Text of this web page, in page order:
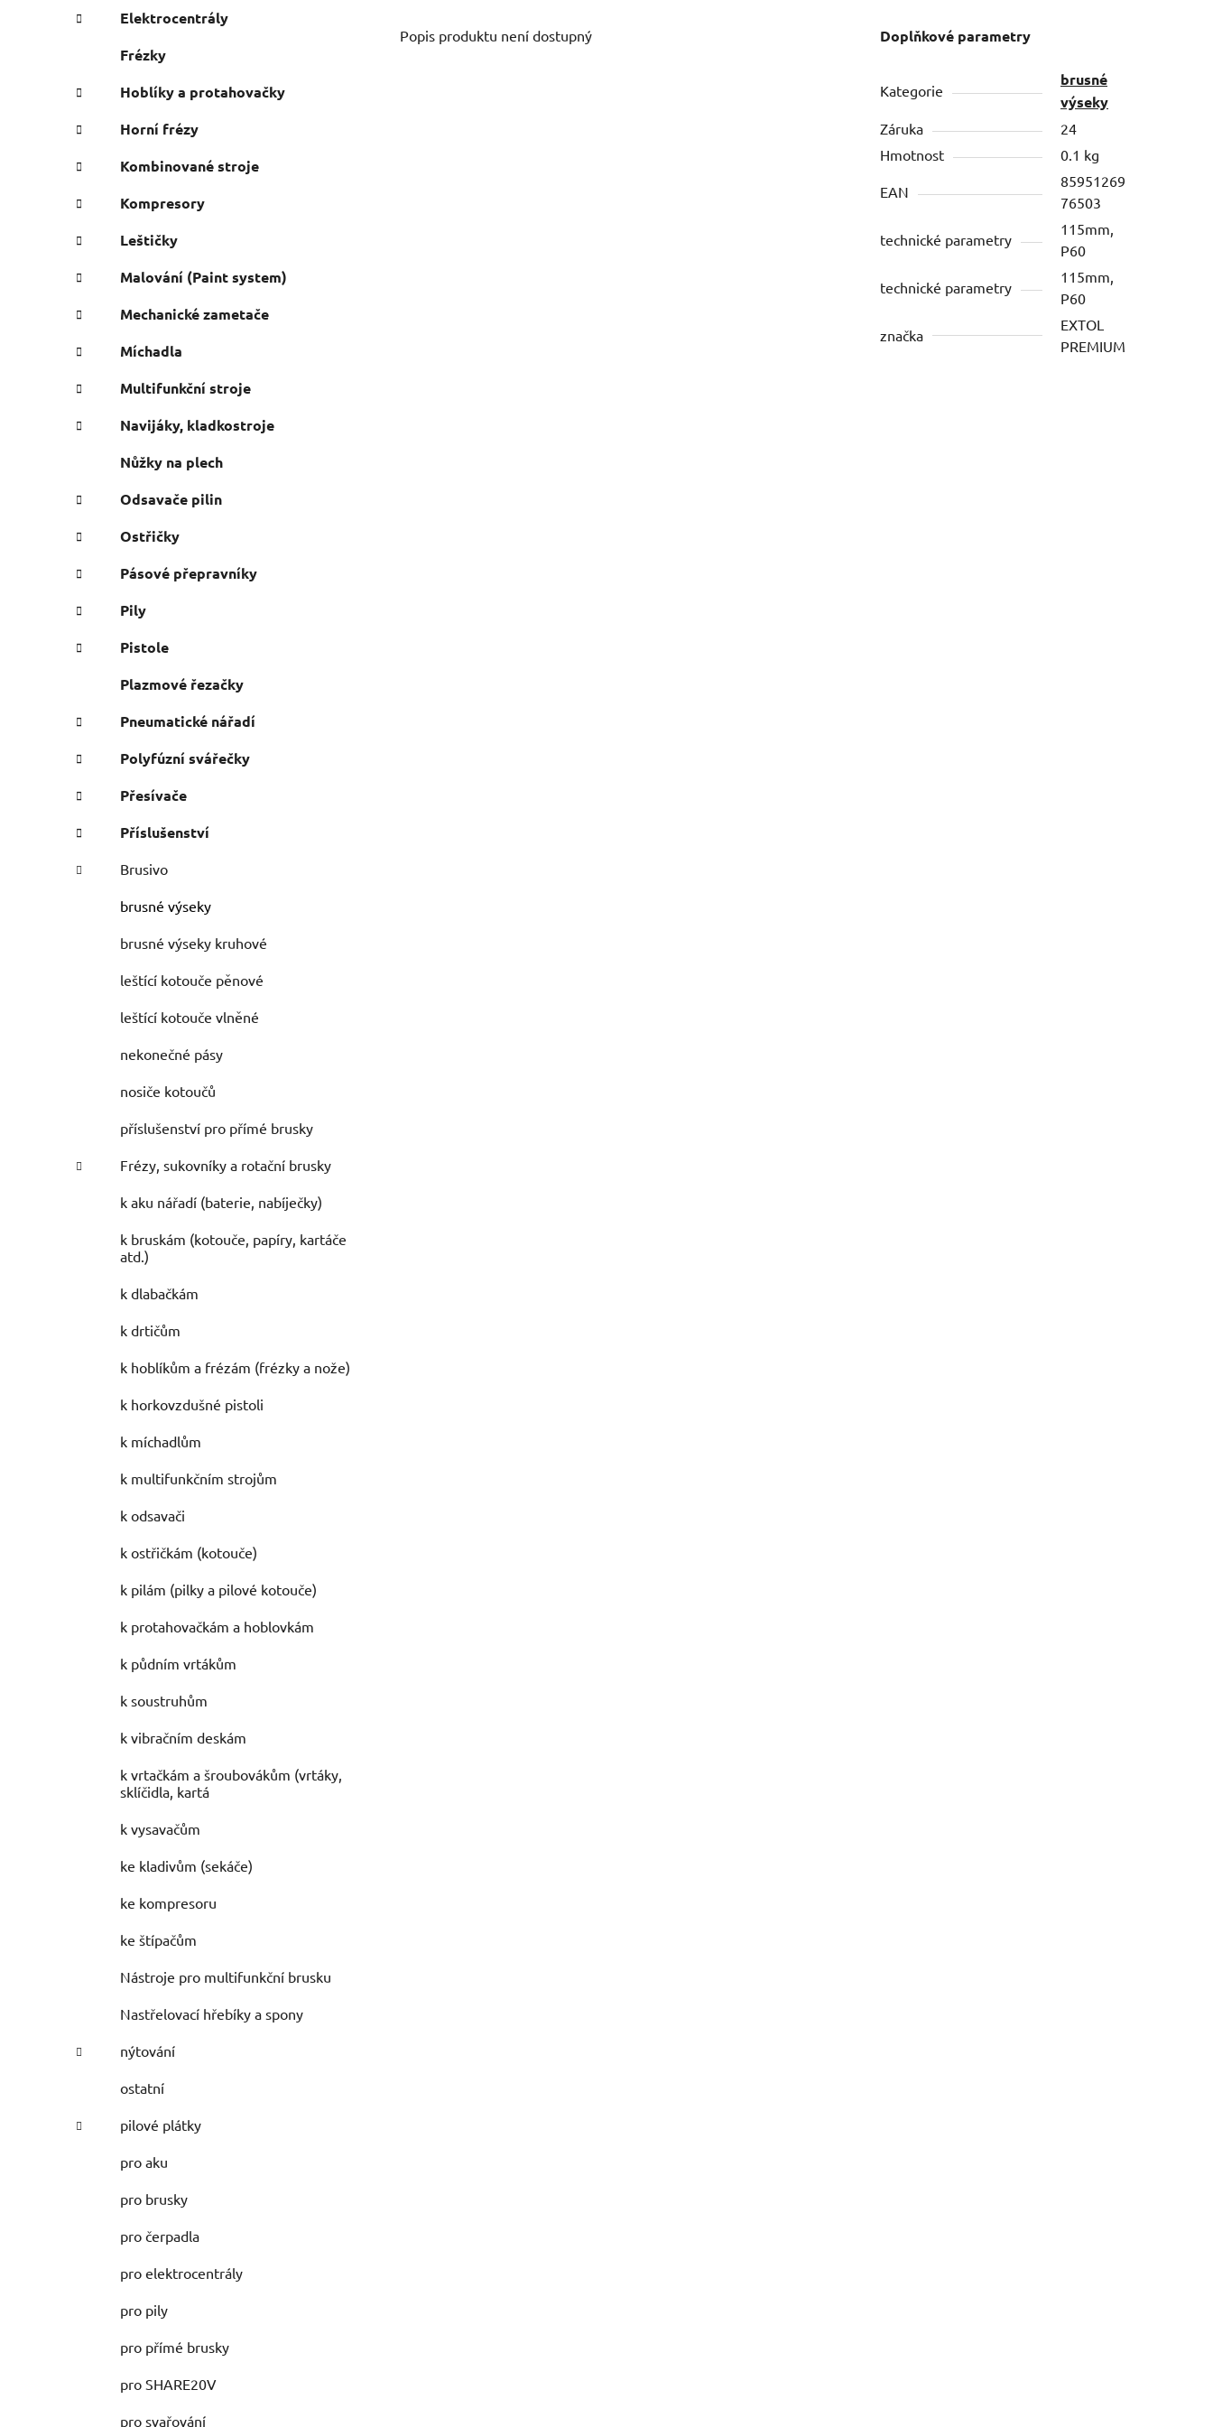
Elektrocentrály
Frézky
Hoblíky a protahovačky
Horní frézy
Kombinované stroje
Kompresory
Leštičky
Malování (Paint system)
Mechanické zametače
Míchadla
Multifunkční stroje
Navijáky, kladkostroje
Nůžky na plech
Odsavače pilin
Ostřičky
Pásové přepravníky
Pily
Pistole
Plazmové řezačky
Pneumatické nářadí
Polyfúzní svářečky
Přesívače
Příslušenství
Brusivo
brusné výseky
brusné výseky kruhové
leštící kotouče pěnové
leštící kotouče vlněné
nekonečné pásy
nosiče kotoučů
příslušenství pro přímé brusky
Frézy, sukovníky a rotační brusky
k aku nářadí (baterie, nabíječky)
k bruskám (kotouče, papíry, kartáče
atd.)
k dlabačkám
k drtičům
k hoblíkům a frézám (frézky a nože)
k horkovzdušné pistoli
k míchadlům
k multifunkčním strojům
k odsavači
k ostřičkám (kotouče)
k pilám (pilky a pilové kotouče)
k protahovačkám a hoblovkám
k půdním vrtákům
k soustruhům
k vibračním deskám
k vrtačkám a šroubovákům (vrtáky,
sklíčidla, kartá
k vysavačům
ke kladivům (sekáče)
ke kompresoru
ke štípačům
Nástroje pro multifunkční brusku
Nastřelovací hřebíky a spony
nýtování
ostatní
pilové plátky
pro aku
pro brusky
pro čerpadla
pro elektrocentrály
pro pily
pro přímé brusky
pro SHARE20V
pro svařování
Popis produktu není dostupný Doplňkové parametry
Kategorie
brusné
výseky
Záruka
24
Hmotnost
0.1 kg
EAN
85951269
76503
technické parametry
115mm,
P60
technické parametry
115mm,
P60
značka
EXTOL
PREMIUM